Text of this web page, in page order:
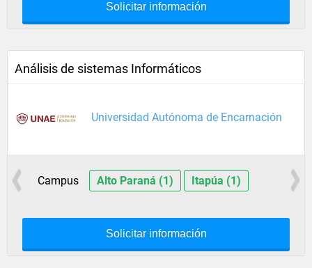
Solicitar información
Análisis de sistemas Informáticos
Universidad Autónoma de Encarnación
Campus Alto Paraná (1) Itapúa (1)
Solicitar información